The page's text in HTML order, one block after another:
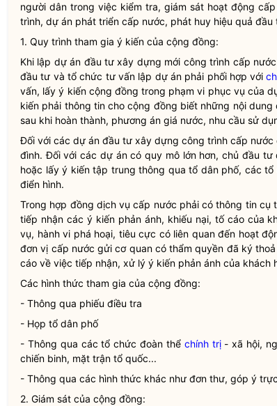
người dân trong việc kiểm tra, giám sát hoạt động
trình, dự án phát triển cấp nước, phát huy hiệu quả
1. Quy trình tham gia ý kiến của cộng đồng:
Khi lập dự án đầu tư xây dựng mới công trình cấp
đầu tư và tổ chức tư vấn lập dự án phải phối hợp với
vấn, lấy ý kiến cộng đồng trong phạm vi phục vụ của
kiến phải thông tin cho cộng đồng biết những nội
sau khi hoàn thành, phương án giá nước, nhu cầu sử
Đối với các dự án đầu tư xây dựng công trình cấp
đình. Đối với các dự án có quy mô lớn hơn, chủ đầu
hoặc lấy ý kiến tập trung thông qua tổ dân phố, các
điển hình.
Trong hợp đồng dịch vụ cấp nước phải có thông tin cụ
tiếp nhận các ý kiến phản ánh, khiếu nại, tố cáo của
vụ, hành vi phá hoại, tiêu cực có liên quan đến hoạt
đơn vị cấp nước gửi cơ quan có thẩmquyền đã ký
cáo về việc tiếp nhận, xử lý ý kiến phản ánh của khách
Các hình thức tham gia của cộng đồng:
- Thông qua phiếu điều tra
- Họp tổ dân phố
- Thông qua các tổ chức đoàn thể chính trị- xã hội,
chiến binh, mặt trận tổ quốc...
- Thông qua các hình thức khác như đơn thư, góp ý
2. Giám sát của cộng đồng: